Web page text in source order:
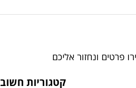
פרטים ונחזור אליכם
קטגוריות